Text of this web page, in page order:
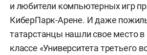
и любители компьютерных игр
КиберПарк-Арене. И даже
татарстанцы нашли свое место
классе «Университета третьего